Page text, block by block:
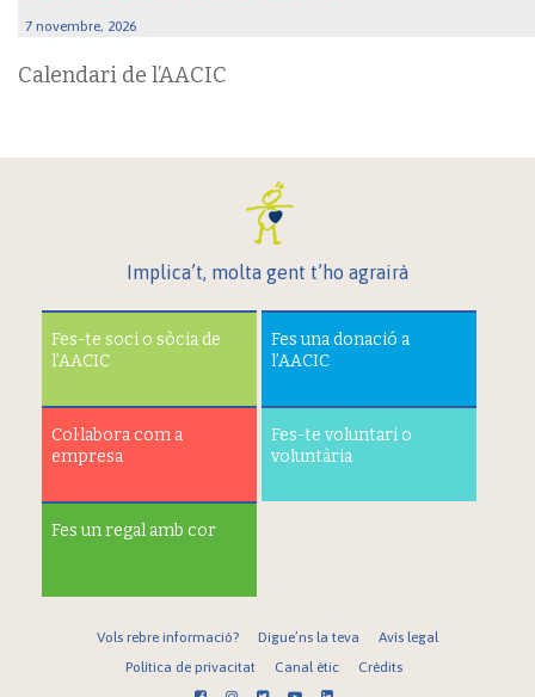
7 novembre, 2026
Calendari de l’AACIC
Implica’t, molta gent t’ho agrairà
Fes-te soci o sòcia de
l’AACIC
Fes una donació a
l’AACIC
Col·labora com a
empresa
Fes-te voluntari o
voluntària
Fes un regal amb cor
Vols rebre informació? Digue’ns la teva
Avís legal
Política de privacitat
Canal ètic Crèdits